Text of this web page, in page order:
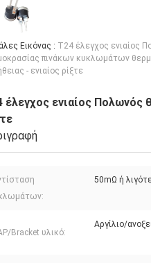
Εικόνας : T24 έλεγχος ενιαίος
πινάκων κυκλωμάτων
- ενιαίος ρίξτε
έλεγχος ενιαίος Πολωνός
50mΩ ή
Bracket υλικό:
Αργίλιο/